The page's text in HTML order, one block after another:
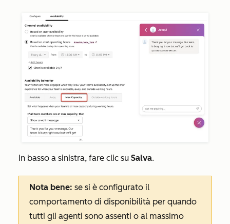
In basso a sinistra, fare clic su Salva.
Nota bene: se si è configurato il
comportamento di disponibilità per quando
tutti gli agenti sono assenti o al massimo